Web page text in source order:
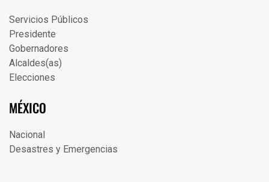
Servicios Públicos
Presidente
Gobernadores
Alcaldes(as)
Elecciones
MÉXICO
Nacional
Desastres y Emergencias